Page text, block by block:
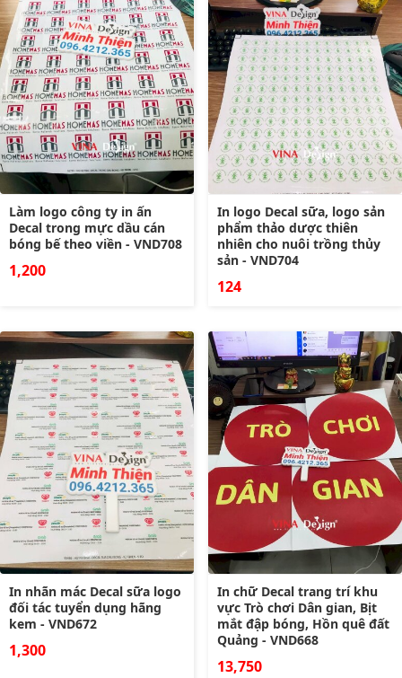
Làm logo công ty in ấn
Decal trong mực dầu cán
bóng bế theo viền - VND708
1,200
In logo Decal sữa, logo sản
phẩm thảo dược thiên
nhiên cho nuôi trồng thủy
sản - VND704
124
In nhãn mác Decal sữa logo
đối tác tuyển dụng hãng
kem - VND672
1,300
In chữ Decal trang trí khu
vực Trò chơi Dân gian, Bịt
mắt đập bóng, Hồn quê đất
Quảng - VND668
13,750